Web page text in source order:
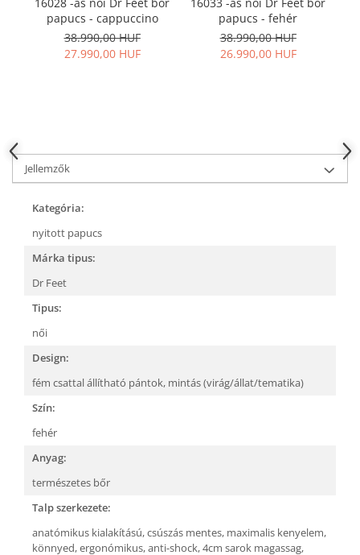
papucs - cappuccino
38.990,00 HUF
27.990,00 HUF
papucs - fehér
38.990,00 HUF
26.990,00 HUF
Jellemzők
Kategória:
nyitott papucs
Márka tipus:
Dr Feet
Tipus:
női
Design:
fém csattal állítható pántok, mintás (virág/állat/tematika)
Szín:
fehér
Anyag:
természetes bőr
Talp szerkezete:
anatómikus kialakítású,csúszás mentes, maximalis kenyelem,
könnyed,ergonómikus,anti-shock,4cm sarok magassag,